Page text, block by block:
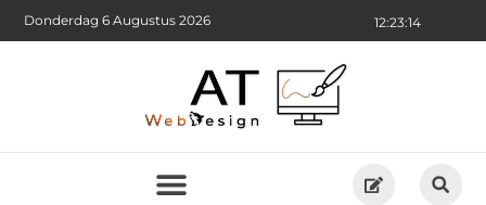
12:23:16
Donderdag 6 Augustus 2026